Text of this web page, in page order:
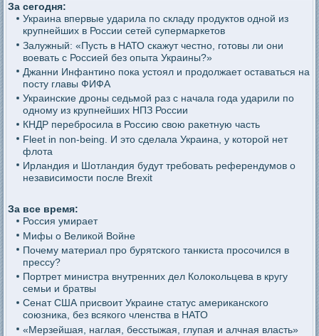
За сегодня:
Украина впервые ударила по складу продуктов одной из
крупнейших в России сетей супермаркетов
Залужный: «Пусть в НАТО скажут честно, готовы ли они
воевать с Россией без опыта Украины?»
Джанни Инфантино пока устоял и продолжает оставаться на
посту главы ФИФА
Украинские дроны седьмой раз с начала года ударили по
одному из крупнейших НПЗ России
КНДР перебросила в Россию свою ракетную часть
Fleet in non-being. И это сделала Украина, у которой нет
флота
Ирландия и Шотландия будут требовать референдумов о
независимости после Brexit
За все время:
Россия умирает
Мифы о Великой Войне
Почему материал про бурятского танкиста просочился в
прессу?
Портрет министра внутренних дел Колокольцева в кругу
семьи и братвы
Сенат США присвоит Украине статус американского
союзника, без всякого членства в НАТО
«Мерзейшая, наглая, бесстыжая, глупая и алчная власть»